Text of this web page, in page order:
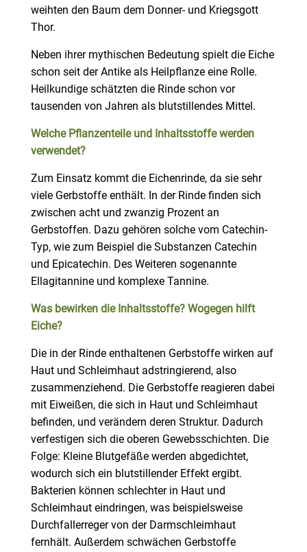
weihten den Baum dem Donner- und Kriegsgott
Thor.
Neben ihrer mythischen Bedeutung spielt die Eiche
schon seit der Antike als Heilpflanze eine Rolle.
Heilkundige schätzten die Rinde schon vor
tausenden von Jahren als blutstillendes Mittel.
Welche Pflanzenteile und Inhaltsstoffe werden
verwendet?
Zum Einsatz kommt die Eichenrinde, da sie sehr
viele Gerbstoffe enthält. In der Rinde finden sich
zwischen acht und zwanzig Prozent an
Gerbstoffen. Dazu gehören solche vom Catechin-
Typ, wie zum Beispiel die Substanzen Catechin
und Epicatechin. Des Weiteren sogenannte
Ellagitannine und komplexe Tannine.
Was bewirken die Inhaltsstoffe? Wogegen hilft
Eiche?
Die in der Rinde enthaltenen Gerbstoffe wirken auf
Haut und Schleimhaut adstringierend, also
zusammenziehend. Die Gerbstoffe reagieren dabei
mit Eiweißen, die sich in Haut und Schleimhaut
befinden, und verändern deren Struktur. Dadurch
verfestigen sich die oberen Gewebsschichten. Die
Folge: Kleine Blutgefäße werden abgedichtet,
wodurch sich ein blutstillender Effekt ergibt.
Bakterien können schlechter in Haut und
Schleimhaut eindringen, was beispielsweise
Durchfallerreger von der Darmschleimhaut
fernhält. Außerdem schwächen Gerbstoffe